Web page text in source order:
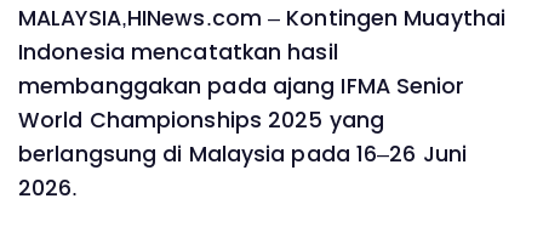
MALAYSIA,HINews.com – Kontingen Muaythai
Indonesia mencatatkan hasil
membanggakan pada ajang IFMA Senior
World Championships 2025 yang
berlangsung di Malaysia pada 16–26 Juni
2026.